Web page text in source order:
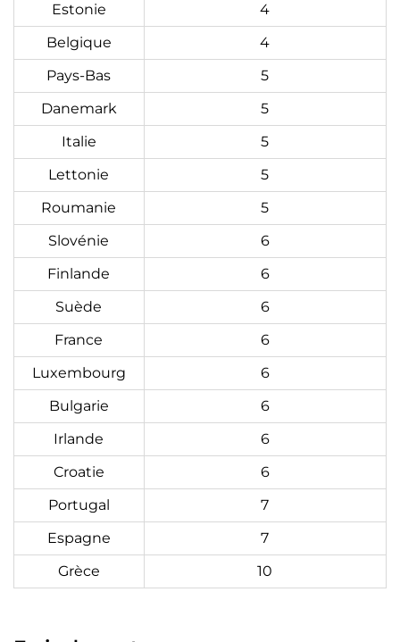
Estonie
4
Belgique
4
Pays-Bas
5
Danemark
5
Italie
5
Lettonie
5
Roumanie
5
Slovénie
6
Finlande
6
Suède
6
France
6
Luxembourg
6
Bulgarie
6
Irlande
6
Croatie
6
Portugal
7
Espagne
7
Grèce
10